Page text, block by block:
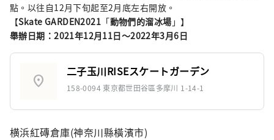
點。以往自12月下旬起至2月底左右開放。
【Skate GARDEN2021 「動物們的溜冰場 」】
舉辦日期：2021年12月11日～2022年3月6日
location_on
二子玉川RISEスケートガーデン
158-0094 東京都世田谷區多摩川 1-14-1
横浜紅磚倉庫(神奈川縣橫濱市)